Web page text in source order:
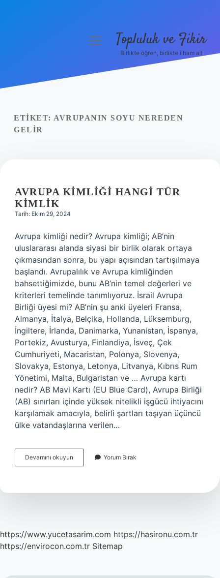
Yasal Uyarı
menüyüTopluluk ve Fikir
Birlikte öğren, birlikte ilham al!
ETIKET: AVRUPANIN SOYU NEREDEN
GELIR
AVRUPA KIMLIĞI HANGI TÜR
KIMLIK
Tarih: Ekim 29, 2024
Avrupa kimliği nedir? Avrupa kimliği; AB’nin
uluslararası alanda siyasi bir birlik olarak ortaya
çıkmasından sonra, bu yapı açısından tartışılmaya
başlandı. Avrupalılık ve Avrupa kimliğinden
bahsettiğimizde, bunu AB’nin temel değerleri ve
kriterleri temelinde tanımlıyoruz. İsrail Avrupa
Birliği üyesi mi? AB’nin şu anki üyeleri Fransa,
Almanya, İtalya, Belçika, Hollanda, Lüksemburg,
İngiltere, İrlanda, Danimarka, Yunanistan, İspanya,
Portekiz, Avusturya, Finlandiya, İsveç, Çek
Cumhuriyeti, Macaristan, Polonya, Slovenya,
Slovakya, Estonya, Letonya, Litvanya, Kıbrıs Rum
Yönetimi, Malta, Bulgaristan ve … Avrupa kartı
nedir? AB Mavi Kartı (EU Blue Card), Avrupa Birliği
(AB) sınırları içinde yüksek nitelikli işgücü ihtiyacını
karşılamak amacıyla, belirli şartları taşıyan üçüncü
ülke vatandaşlarına verilen…
Devamını okuyun
Kimliği
Kimlik
Yorum Bırak
https://www.yucetasarim.com https://hasironu.com.tr
https://envirocon.com.tr Sitemap